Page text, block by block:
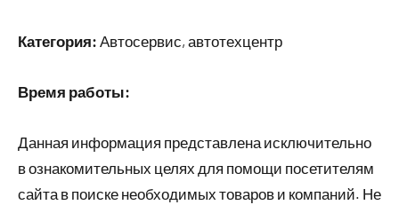
Категория: Автосервис, автотехцентр
Время работы:
Данная информация представлена исключительно
в ознакомительных целях для помощи посетителям
сайта в поиске необходимых товаров и компаний. Не